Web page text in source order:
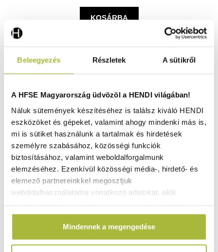
Beleegyezés Részletek A sütikről
A HFSE Magyarország üdvözöl a HENDI világában!
Náluk sütemények készítéséhez is találsz kiváló HENDI
eszközöket és gépeket, valamint ahogy mindenki más is,
mi is sütiket használunk a tartalmak és hirdetések
személyre szabásához, közösségi funkciók
biztosításához, valamint weboldalforgalmunk
elemzéséhez. Ezenkívül közösségi média-, hirdető- és
elemező partnereinkkel megosztjuk
weboldalhasználatodra vonatkozó adatokat, akik
amelyeket Te adtál meg számukra vagy az általad
használt más szolgáltatásokból gyűjtöttek.
Mindennek a megengedése
KOSÁRBA